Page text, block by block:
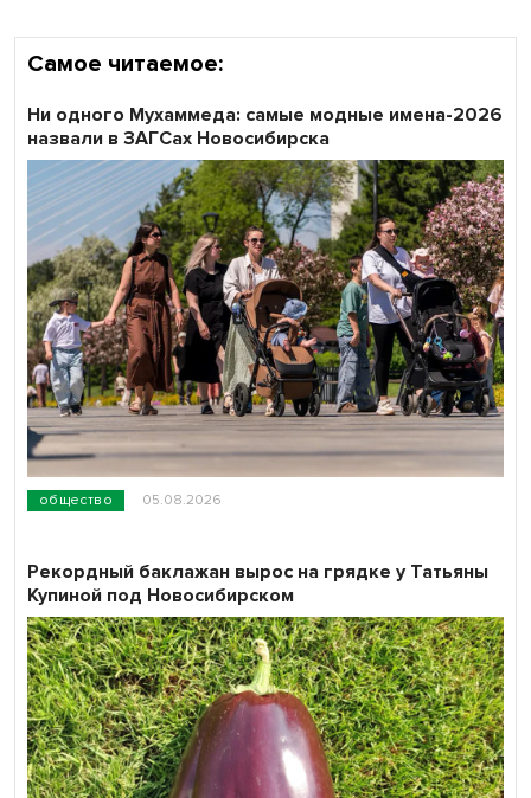
Самое читаемое:
общество 05.08.2026
Ни одного Мухаммеда: самые модные имена-2026
назвали в ЗАГСах Новосибирска
Рекордный баклажан вырос на грядке у Татьяны
Купиной под Новосибирском